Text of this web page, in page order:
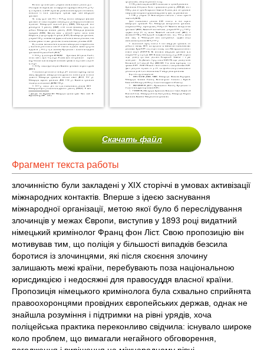
Скачать файл
Фрагмент текста работы
злочинністю були закладені у XIX сторіччі в умовах активізації
міжнародних контактів. Вперше з ідеєю заснування
міжнародної організації, метою якої було б переслідування
злочинців у межах Європи, виступив у 1893 році видатний
німецький кримінолог Франц фон Ліст. Свою пропозицію він
мотивував тим, що поліція у більшості випадків безсила
боротися із злочинцями, які після скоєння злочину
залишають межі країни, перебувають поза національною
юрисдикцією і недосяжні для правосуддя власної країни.
Пропозиція німецького кримінолога була схвально сприйнята
правоохоронцями провідних європейських держав, однак не
знайшла розуміння і підтримки на рівні урядів, хоча
поліцейська практика переконливо свідчила: існувало широке
коло проблем, що вимагали негайного обговорення,